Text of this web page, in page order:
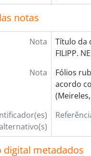
notas
Nota
Título da
FILIPP.
Nota
Fólios
acordo
digital metadados